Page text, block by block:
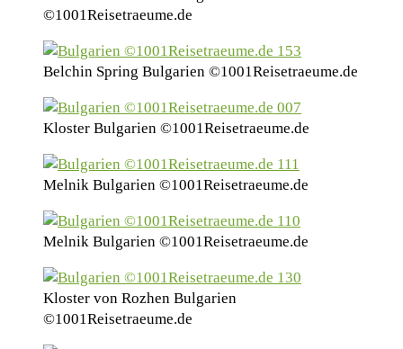
©1001Reisetraeume.de
Belchin Spring Bulgarien ©1001Reisetraeume.de
Kloster Bulgarien ©1001Reisetraeume.de
Melnik Bulgarien ©1001Reisetraeume.de
Melnik Bulgarien ©1001Reisetraeume.de
Kloster von Rozhen Bulgarien
©1001Reisetraeume.de